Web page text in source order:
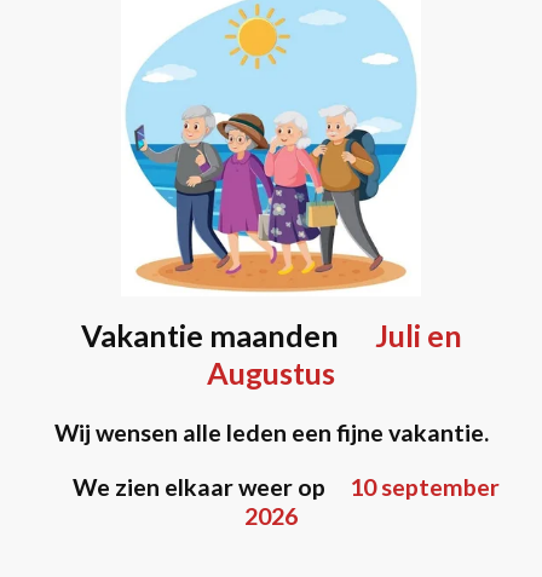
Vakantie maanden Juli en
Augustus
Wij wensen alle leden een fijne vakantie.
We zien elkaar weer op
10 september
2026